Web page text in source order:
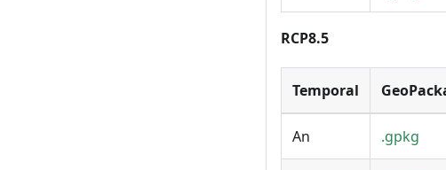
RCP8.5
Temporal
An .gpkg